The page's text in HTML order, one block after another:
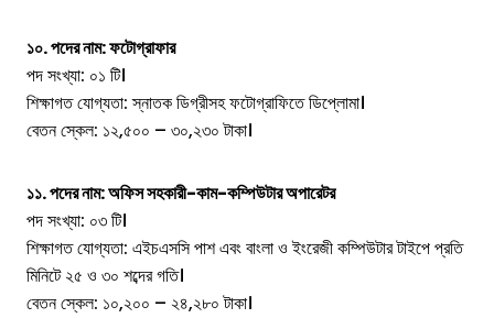
১০. পদের নাম: ফটোগ্রাফার
পদ সংখ্যা: ০১ টি।
শিক্ষাগত যোগ্যতা: স্নাতক ডিগ্রীসহ ফটোগ্রাফিতে ডিপ্লোমা।
বেতন স্কেল: ১২,৫০০ – ৩০,২৩০ টাকা।
১১. পদের নাম: অফিস সহকারী-কাম-কম্পিউটার অপারেটর
পদ সংখ্যা: ০৩ টি।
শিক্ষাগত যোগ্যতা: এইচএসসি পাশ এবং বাংলা ও ইংরেজী কম্পিউটার টাইপে প্রতি
মিনিটে ২৫ ও ৩০ শব্দের গতি।
বেতন স্কেল: ১০,২০০ – ২৪,২৮০ টাকা।